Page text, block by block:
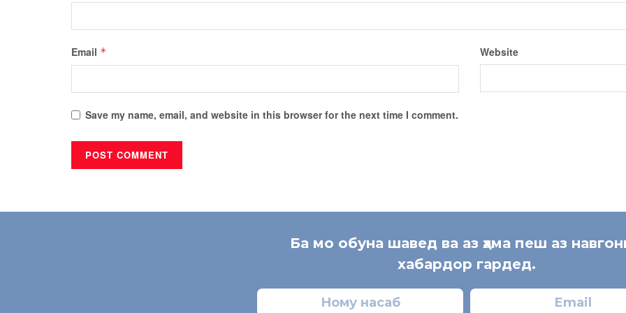
Email * Website
Save my name, email, and website in this browser for the next time I comment.
Ба мо обуна шавед ва аз ҳама пеш аз
хабардор гардед.